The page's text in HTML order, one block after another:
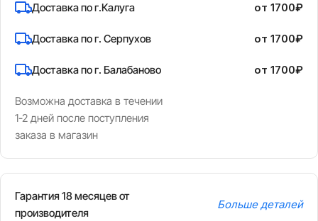
Доставка по г.Калуга
Доставка по г. Серпухов
Доставка по г. Балабаново
Возможна доставка в течении
1-2 дней после поступления
заказа в магазин
от 1700₽
от 1700₽
от 1700₽
Гарантия 18 месяцев от
производителя
Больше деталей